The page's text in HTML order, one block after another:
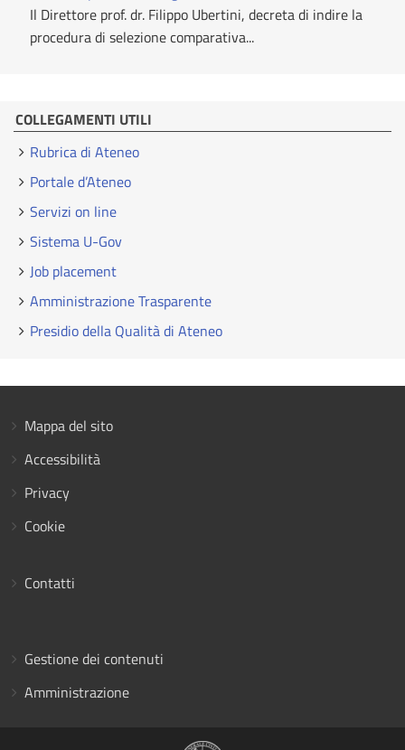
Il Direttore prof. dr. Filippo Ubertini, decreta di indire la
procedura di selezione comparativa...
COLLEGAMENTI UTILI
Rubrica di Ateneo
Portale d’Ateneo
Servizi on line
Sistema U-Gov
Job placement
Amministrazione Trasparente
Presidio della Qualità di Ateneo
Mappa del sito
Accessibilità
Privacy
Cookie
Contatti
Gestione dei contenuti
Amministrazione